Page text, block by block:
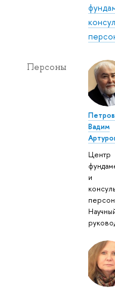
Персоны
Вадим
Центр
и